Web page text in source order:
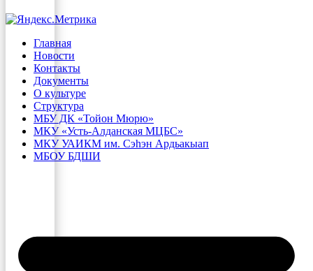
Главная
Новости
Контакты
Документы
О культуре
Структура
МБУ ДК «Тойон Мюрю»
МКУ «Усть-Алданская МЦБС»
МКУ УАИКМ им. Сэһэн Ардьакыап
МБОУ БДШИ